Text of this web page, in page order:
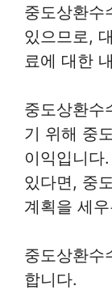
중도상환수
있으므로,
료에 대한
중도상환수
기 위해 중
이익입니다
있다면, 중
계획을 세
중도상환수
합니다.